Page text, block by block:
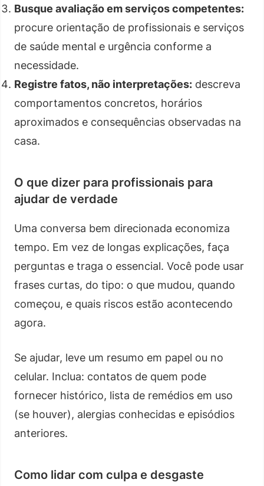
Busque avaliação em serviços competentes:
procure orientação de profissionais e serviços
de saúde mental e urgência conforme a
necessidade.
Registre fatos, não interpretações: descreva
comportamentos concretos, horários
aproximados e consequências observadas na
casa.
O que dizer para profissionais para
ajudar de verdade
Uma conversa bem direcionada economiza
tempo. Em vez de longas explicações, faça
perguntas e traga o essencial. Você pode usar
frases curtas, do tipo: o que mudou, quando
começou, e quais riscos estão acontecendo
agora.
Se ajudar, leve um resumo em papel ou no
celular. Inclua: contatos de quem pode
fornecer histórico, lista de remédios em uso
(se houver), alergias conhecidas e episódios
anteriores.
Como lidar com culpa e desgaste